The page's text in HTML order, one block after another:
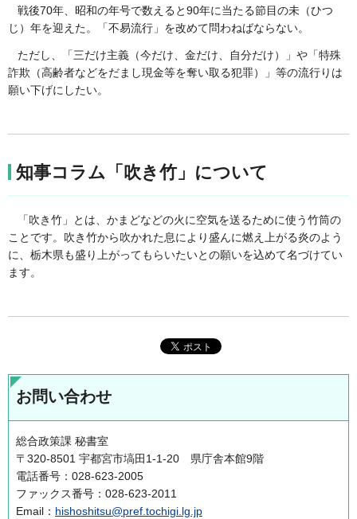
戦後70年、昭和の年号で数えると90年に当たる節目の未（ひつ
じ）年を迎えた。「不易流行」を改めて問わねばならない。
ただし、「三だけ主義（今だけ、金だけ、自分だけ）」や「特殊
詐欺（高齢者などをだまし現金等を奪い取る犯罪）」等の流行りは
願い下げにしたい。
知事コラム「吹き竹」について
「吹き竹」とは、かまどなどの火に空気を送るために使う竹筒の
ことです。吹き竹から吹かれた息により盛んに燃え上がる炎のよう
に、栃木県も盛り上がってもらいたいとの願いを込めて名づけてい
ます。
お問い合わせ
総合政策課 秘書室
〒320-8501 宇都宮市塙田1-1-20 県庁舎本館9階
電話番号：028-623-2005
ファックス番号：028-623-2011
Email： hishoshitsu@pref.tochigi.lg.jp